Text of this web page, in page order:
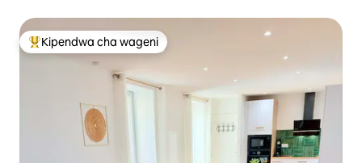
Kipendwa maarufu cha wageni
Kipendwa cha wageni